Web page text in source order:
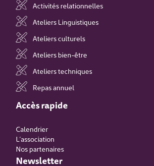
Activités relationnelles
Ateliers Linguistiques
Ateliers culturels
Ateliers bien-être
Ateliers techniques
Repas annuel
Accès rapide
Calendrier
L’association
Nos partenaires
Newsletter